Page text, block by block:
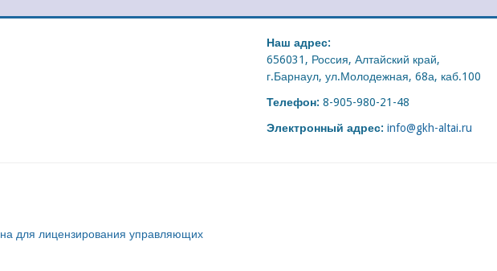
Наш адрес:
656031, Россия, Алтайский край,
г.Барнаул, ул.Молодежная, 68а, каб.100
Телефон: 8-905-980-21-48
Электронный адрес: info@gkh-altai.ru
для лицензирования управляющих